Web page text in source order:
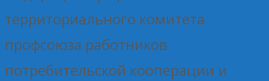
территориального комитета
профсоюза работников
потребительской кооперации и